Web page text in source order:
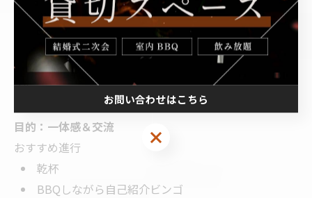
集合写真
ポイント：
“感動パート”を後半に寄せると、締まりが綺麗になりま
す。
5-3. 学生の新歓・追いコン（20〜40人）
目的：一体感＆交流
おすすめ進行
乾杯
BBQしながら自己紹介ビンゴ
お問い合わせはこちら